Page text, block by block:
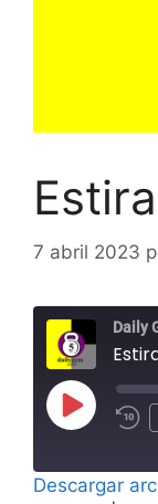
7 abril 2023
Daily
Descargar